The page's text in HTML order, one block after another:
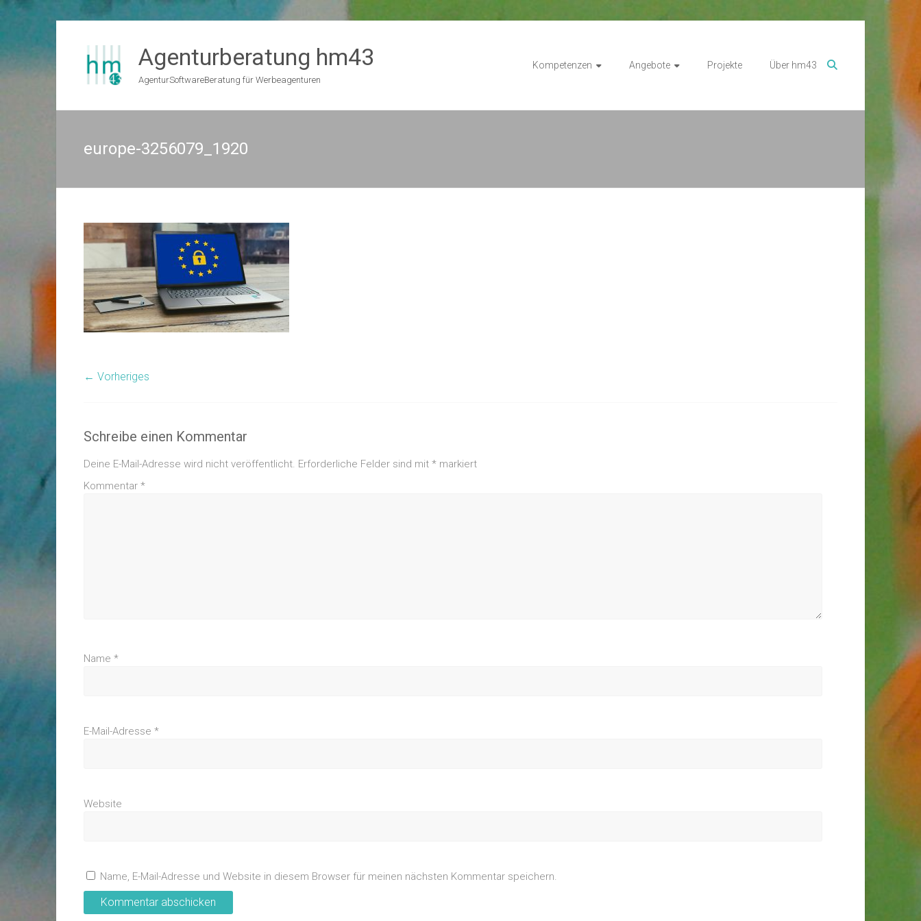
springen
Agenturberatung hm43
AgenturSoftwareBeratung für Werbeagenturen
Kompetenzen Angebote Projekte Über hm43
europe-3256079_1920
← Vorheriges
Schreibe einen Kommentar
Deine E-Mail-Adresse wird nicht veröffentlicht. Erforderliche Felder sind mit * markiert
Kommentar *
Name *
E-Mail-Adresse *
Website
Name, E-Mail-Adresse und Website in diesem Browser für meinen nächsten Kommentar speichern.